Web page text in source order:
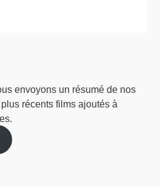
envoyons un résumé de nos
récents films ajoutés à